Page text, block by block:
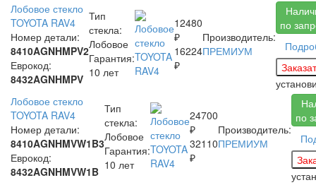
Лобовое стекло
TOYOTA RAV4
Номер детали:
8410AGNHMPV2
Еврокод:
8432AGNHMPV
Тип
стекла:
Лобовое
Гарантия:
10 лет
12480
₽
16224
₽
Производитель:
ПРЕМИУМ
по
Лобовое стекло
TOYOTA RAV4
Номер детали:
8410AGNHMVW1B3
Еврокод:
8432AGNHMVW1B
Тип
стекла:
Лобовое
Гарантия:
10 лет
24700
₽
32110
₽
Производитель:
ПРЕМИУМ
по